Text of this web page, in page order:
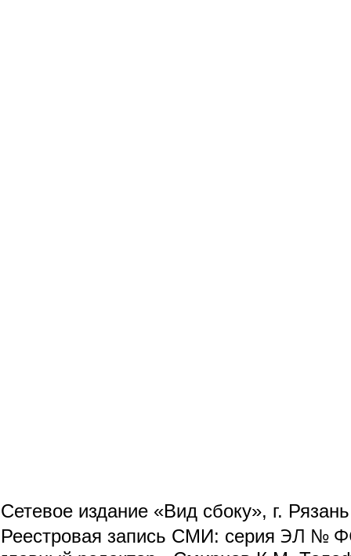
Сетевое издание «Вид сбоку», г.
Реестровая запись СМИ: серия ЭЛ №